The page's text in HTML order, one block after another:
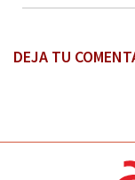
DEJA TU